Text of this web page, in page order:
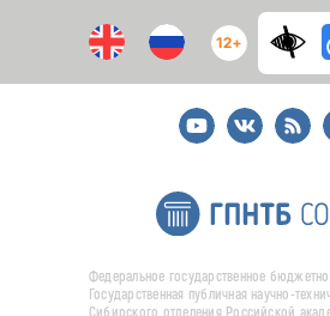
12+
YoutubeВКонтакте
RSS
Федеральное государственное
Государственная публичная научно-
Сибирского отделения Российской